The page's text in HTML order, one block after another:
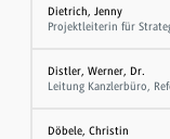
Dietrich, Jenny
Projektleiterin für
Distler, Werner, Dr.
Leitung Kanzlerbüro,
Döbele, Christin